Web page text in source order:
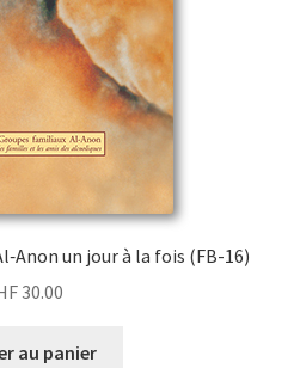
un jour à la fois (FB-16)
30.00
au panier